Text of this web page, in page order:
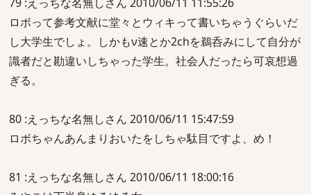
ロボって参考文献に堂々とウィキって書いちゃうぐらいだ
し大学生でしょ。しかもν速とか2chを鵜呑みにして自分が
識者だと勘違いしちゃった学生。社会人だったら可哀想過
ぎる。
80 :えっちな名無しさん 2010/06/11 15:47:59
ロボちゃんあんまりおいたをしちゃ駄目ですよ、め！
81 :えっちな名無しさん 2010/06/11 18:00:16